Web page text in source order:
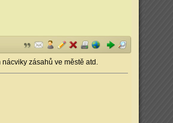
zásahů ve městě atd.